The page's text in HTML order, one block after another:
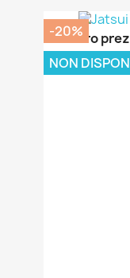
Il nostro
-20%
NON